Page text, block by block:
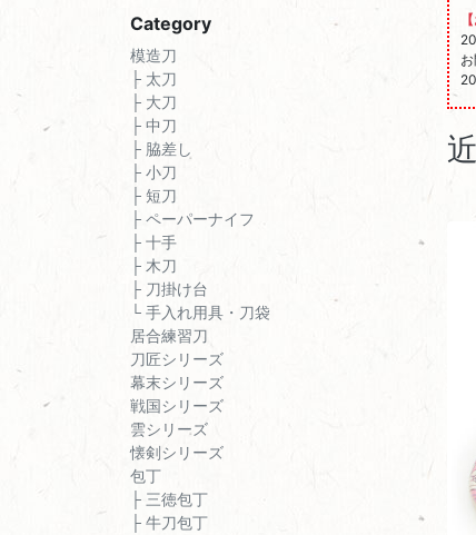
Category
模造刀
├ 太刀
├ 大刀
├ 中刀
├ 脇差し
├ 小刀
├ 短刀
├ ペーパーナイフ
├ 十手
├ 木刀
├ 刀掛け台
└ 手入れ用具・刀袋
居合練習刀
刀匠シリーズ
幕末シリーズ
戦国シリーズ
雲シリーズ
懐剣シリーズ
包丁
├ 三徳包丁
├ 牛刀包丁